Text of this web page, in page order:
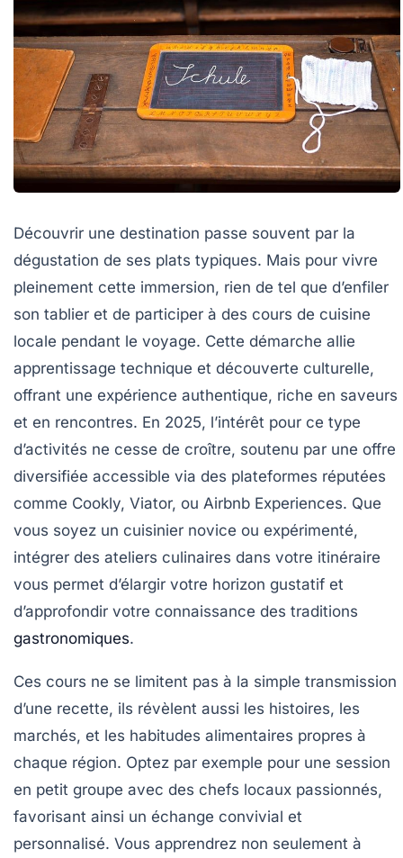
Découvrir une destination passe souvent par la
dégustation de ses plats typiques. Mais pour vivre
pleinement cette immersion, rien de tel que d’enfiler
son tablier et de participer à des cours de cuisine
locale pendant le voyage. Cette démarche allie
apprentissage technique et découverte culturelle,
offrant une expérience authentique, riche en saveurs
et en rencontres. En 2025, l’intérêt pour ce type
d’activités ne cesse de croître, soutenu par une offre
diversifiée accessible via des plateformes réputées
comme Cookly, Viator, ou Airbnb Experiences. Que
vous soyez un cuisinier novice ou expérimenté,
intégrer des ateliers culinaires dans votre itinéraire
vous permet d’élargir votre horizon gustatif et
d’approfondir votre connaissance des traditions
gastronomiques.
Ces cours ne se limitent pas à la simple transmission
d’une recette, ils révèlent aussi les histoires, les
marchés, et les habitudes alimentaires propres à
chaque région. Optez par exemple pour une session
en petit groupe avec des chefs locaux passionnés,
favorisant ainsi un échange convivial et
personnalisé. Vous apprendrez non seulement à